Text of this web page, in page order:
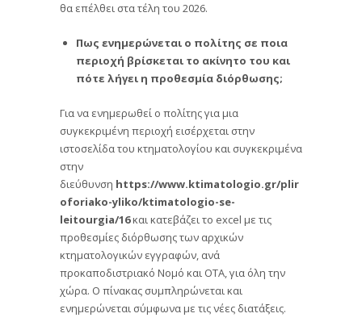
θα επέλθει στα τέλη του 2026.
Πως ενημερώνεται ο πολίτης σε ποια
περιοχή βρίσκεται το ακίνητο του και
πότε λήγει η προθεσμία διόρθωσης;
Για να ενημερωθεί ο πολίτης για μια
συγκεκριμένη περιοχή εισέρχεται στην
ιστοσελίδα του κτηματολογίου και συγκεκριμένα
στην
διεύθυνση https://www.ktimatologio.gr/plir
oforiako-yliko/ktimatologio-se-
leitourgia/16και κατεβάζει το excel με τις
προθεσμίες διόρθωσης των αρχικών
κτηματολογικών εγγραφών, ανά
προκαποδιστριακό Νομό και ΟΤΑ, για όλη την
χώρα. Ο πίνακας συμπληρώνεται και
ενημερώνεται σύμφωνα με τις νέες διατάξεις.